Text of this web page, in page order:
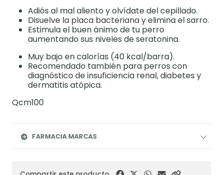
Adiós al mal aliento y olvídate del cepillado.
Disuelve la placa bacteriana y elimina el sarro.
Estimula el buen ánimo de tu perro
aumentando sus niveles de seratonina.
Muy bajo en calorías (40 kcal/barra).
Recomendado también para perros con
diagnóstico de insuficiencia renal, diabetes y
dermatitis atópica.
Qcm100
FARMACIA MARCAS